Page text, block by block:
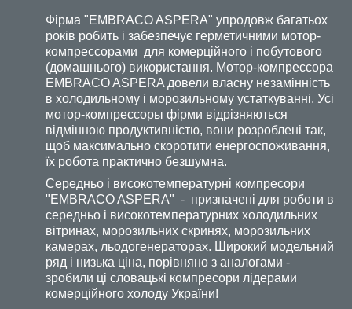
Фірма "EMBRACO ASPERA" упродовж багатьох
років робить і забезпечує герметичними мотор-
компрессорами для комерційного і побутового
(домашнього) використання. Мотор-компрессора
EMBRACO ASPERA довели власну незамінність
в холодильному і морозильному устаткуванні. Усі
мотор-компрессоры фірми відрізняються
відмінною продуктивністю, вони розроблені так,
щоб максимально скоротити енергоспоживання,
їх робота практично безшумна.
Середньо і високотемпературні компресори
"EMBRACO ASPERA" - призначені для роботи в
середньо і високотемпературних холодильних
вітринах, морозильних скринях, морозильних
камерах, льодогенераторах. Широкий модельний
ряд і низька ціна, порівняно з аналогами -
зробили ці словацькі компресори лідерами
комерційного холоду України!